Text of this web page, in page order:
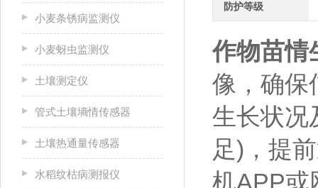
小麦条锈病监测仪
小麦蚜虫监测仪
土壤测定仪
管式土壤墒情传感器
土壤热通量传感器
水稻纹枯病测报仪
防护等级
作物苗情
像，确保
生长状况
足)，提
机APP或